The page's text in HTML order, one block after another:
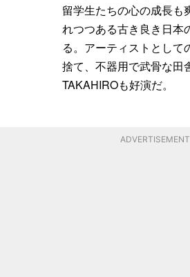
留学生たちの心の成長も
れつつある古き良き日本
る。アーティストとして
捨て、不器用で武骨な田
TAKAHIROも好演だ。
ADVERTISEMENT